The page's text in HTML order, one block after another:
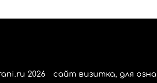
2026 сайт визитка, для